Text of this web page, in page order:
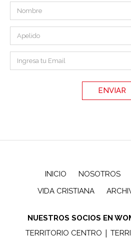
INICIO NOSOTROS
VIDA CRISTIANA
NUESTROS SOCIOS EN
TERRITORIO CENTRO |